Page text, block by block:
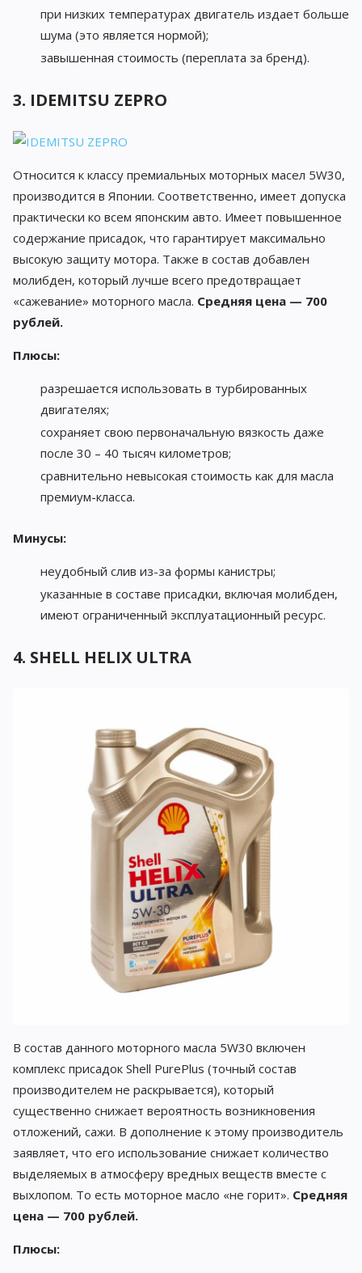
при низких температурах двигатель издает больше
шума (это является нормой);
завышенная стоимость (переплата за бренд).
3. IDEMITSU ZEPRO
Относится к классу премиальных моторных масел 5W30,
производится в Японии. Соответственно, имеет допуска
практически ко всем японским авто. Имеет повышенное
содержание присадок, что гарантирует максимально
высокую защиту мотора. Также в состав добавлен
молибден, который лучше всего предотвращает
«сажевание» моторного масла. Средняя цена — 700
рублей.
Плюсы:
разрешается использовать в турбированных
двигателях;
сохраняет свою первоначальную вязкость даже
после 30 – 40 тысяч километров;
сравнительно невысокая стоимость как для масла
премиум-класса.
Минусы:
неудобный слив из-за формы канистры;
указанные в составе присадки, включая молибден,
имеют ограниченный эксплуатационный ресурс.
4. SHELL HELIX ULTRA
В состав данного моторного масла 5W30 включен
комплекс присадок Shell PurePlus (точный состав
производителем не раскрывается), который
существенно снижает вероятность возникновения
отложений, сажи. В дополнение к этому производитель
заявляет, что его использование снижает количество
выделяемых в атмосферу вредных веществ вместе с
выхлопом. То есть моторное масло «не горит». Средняя
цена — 700 рублей.
Плюсы: